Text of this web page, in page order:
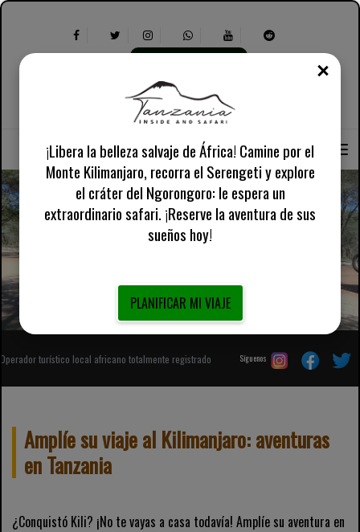
Seleccionar
inglés reino unido
Seleccione
lo
siguiente:
Información práctica
Amplíe su viaje al Kilimanjaro: aventuras en Tanzania
Operador turístico local africano totalmente registrado Síguenos
Amplíe su viaje al Kilimanjaro: aventuras
en Tanzania
¿Conquistó Kili? ¡No te vayas a casa todavía! Amplíe su aventura en
¡Libera la belleza salvaje de África! Camine por el
Monte Kilimanjaro, recorra el Serengeti y explore
el cráter del Ngorongoro: le espera un
extraordinario safari. ¡Reserve la aventura de sus
sueños hoy!
PLANIFICAR MI VIAJE